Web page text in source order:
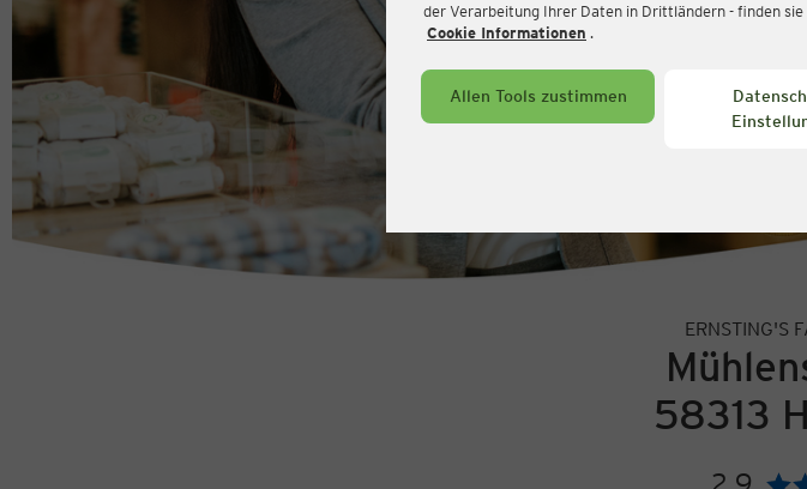
der Verarbeitung Ihrer Daten in Drittländern - finden sie
Cookie Informationen .
Allen Tools zustimmen
ERNSTING'S
58313